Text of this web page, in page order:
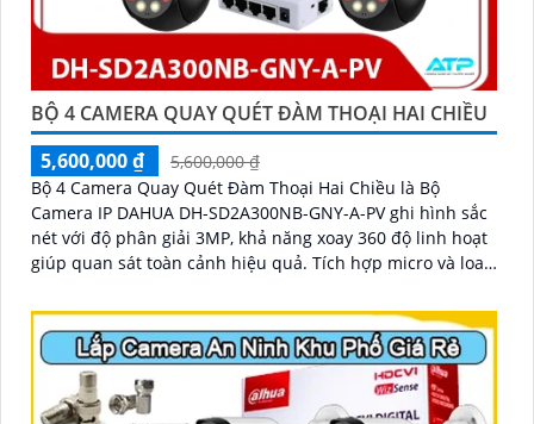
BỘ 4 CAMERA QUAY QUÉT ĐÀM THOẠI HAI CHIỀU
5,600,000 ₫
5,600,000 ₫
Bộ 4 Camera Quay Quét Đàm Thoại Hai Chiều là Bộ
Camera IP DAHUA DH-SD2A300NB-GNY-A-PV ghi hình sắc
nét với độ phân giải 3MP, khả năng xoay 360 độ linh hoạt
giúp quan sát toàn cảnh hiệu quả. Tích hợp micro và loa,